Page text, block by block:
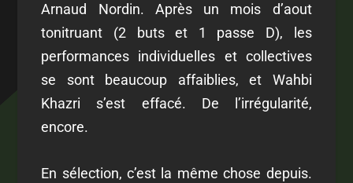
Arnaud Nordin. Après un mois d’aout
tonitruant (2 buts et 1 passe D), les
performances individuelles et collectives
se sont beaucoup affaiblies, et Wahbi
Khazri s’est effacé. De l’irrégularité,
encore.
En sélection, c’est la même chose depuis.